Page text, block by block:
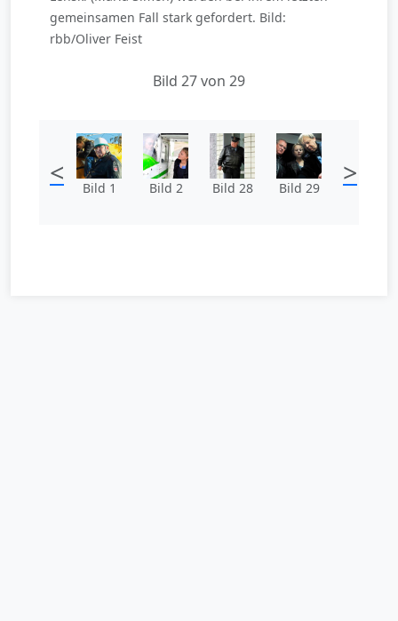
gemeinsamen Fall stark gefordert. Bild:
rbb/Oliver Feist
Bild 27 von 29
< Bild 1 Bild 2 Bild 28 Bild 29 >